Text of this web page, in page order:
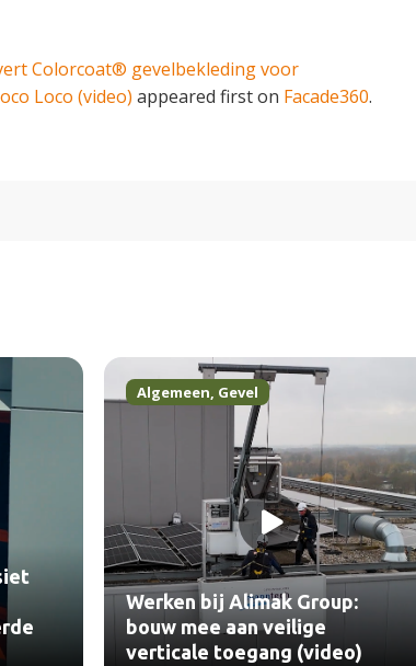
Colorcoat® gevelbekleding voor
Loco (video) appeared first on Facade360.
Algemeen, Gevel
Werken bij Alimak Group:
bouw mee aan veilige
verticale toegang (video)